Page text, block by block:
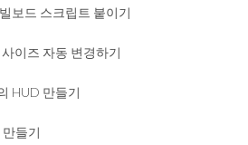
보드 스크립트 붙이기
이즈 자동 변경하기
HUD 만들기
들기